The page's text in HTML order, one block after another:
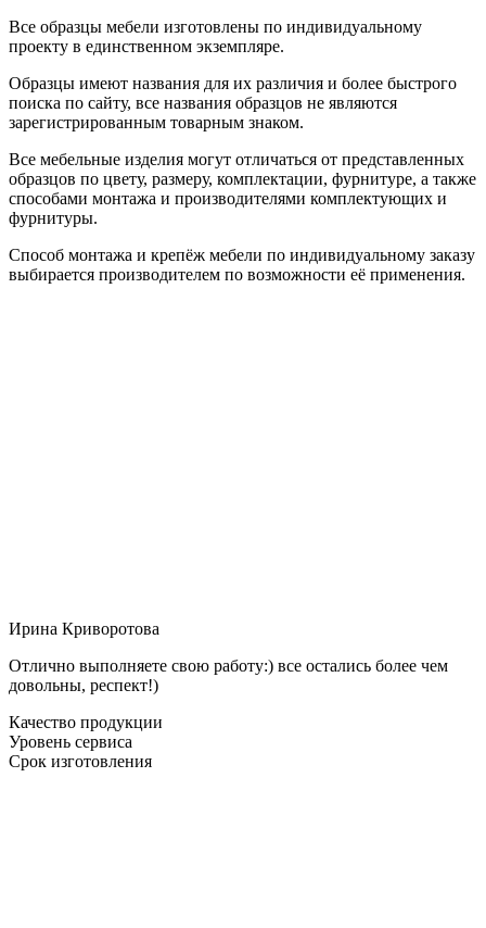
Все образцы мебели изготовлены по индивидуальному
проекту в единственном экземпляре.
Образцы имеют названия для их различия и более быстрого
поиска по сайту, все названия образцов не являются
зарегистрированным товарным знаком.
Все мебельные изделия могут отличаться от представленных
образцов по цвету, размеру, комплектации, фурнитуре, а также
способами монтажа и производителями комплектующих и
фурнитуры.
Способ монтажа и крепёж мебели по индивидуальному заказу
выбирается производителем по возможности её применения.
Ирина Криворотова
Отлично выполняете свою работу:) все остались более чем
довольны, респект!)
Качество продукции
Уровень сервиса
Срок изготовления